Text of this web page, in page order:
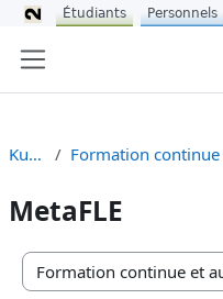
Kurssit
MetaFLE
Kurssikategoriat
Étudiants Personnels